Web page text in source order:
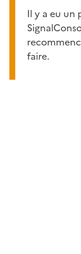
Il y a eu un
faire.